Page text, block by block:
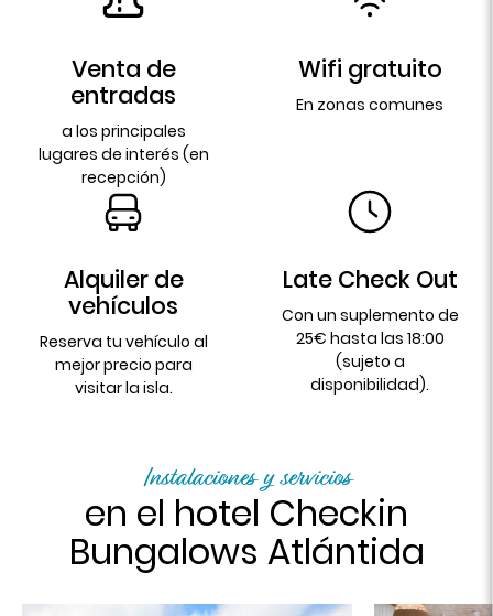
Venta de
entradas
a los principales
lugares de interés (en
recepción)
Wifi gratuito
En zonas comunes
Alquiler de
vehículos
Reserva tu vehículo al
mejor precio para
visitar la isla.
Late Check Out
Con un suplemento de
25€ hasta las 18:00
(sujeto a
disponibilidad).
Instalaciones y servicios
en el hotel Checkin
Bungalows Atlántida